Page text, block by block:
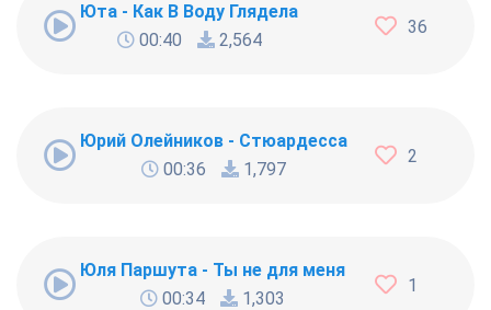
Юта - Как В Воду Глядела
00:40
2,564
36
Юрий Олейников - Стюардесса
00:36
1,797
2
Юля Паршута - Ты не для меня
00:34
1,303
1